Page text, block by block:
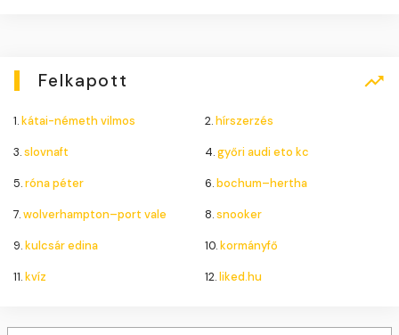
Felkapott
1.kátai-németh vilmos 2.hírszerzés
3.slovnaft 4.győri audi eto kc
5.róna péter 6.bochum–hertha
7.wolverhampton–port vale 8.snooker
9.kulcsár edina 10.kormányfő
11.kvíz 12.liked.hu